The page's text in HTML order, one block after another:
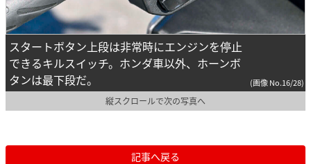
スタートボタン上段は非常時にエンジンを停止
できるキルスイッチ。ホンダ車以外、ホーンボ
タンは最下段だ。
(画像 No.16/28)
縦スクロールで次の写真へ
記事へ戻る